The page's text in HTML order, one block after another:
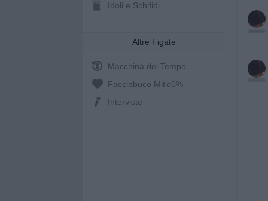
Idoli e Schifidi
Altre Figate
Macchina del Tempo
Facciabuco Mitic0%
Interviste